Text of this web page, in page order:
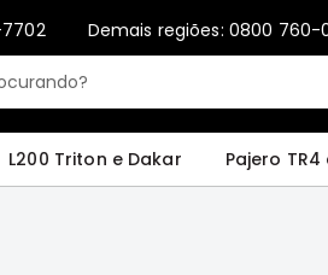
Demais regiões: 0800 760-
L200 Triton e Dakar Pajero TR4